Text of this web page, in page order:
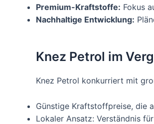
Premium-Kraftstoffe: Fokus
Nachhaltige Entwicklung:
Knez Petrol im
Knez Petrol konkurriert mit
Günstige Kraftstoffpreise, die
Lokaler Ansatz: Verständnis